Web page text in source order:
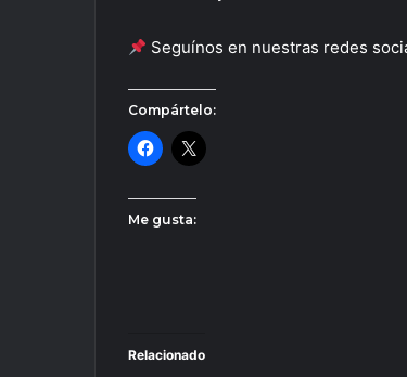
Seguínos en nuestras redes
Compártelo:
Me gusta:
Relacionado